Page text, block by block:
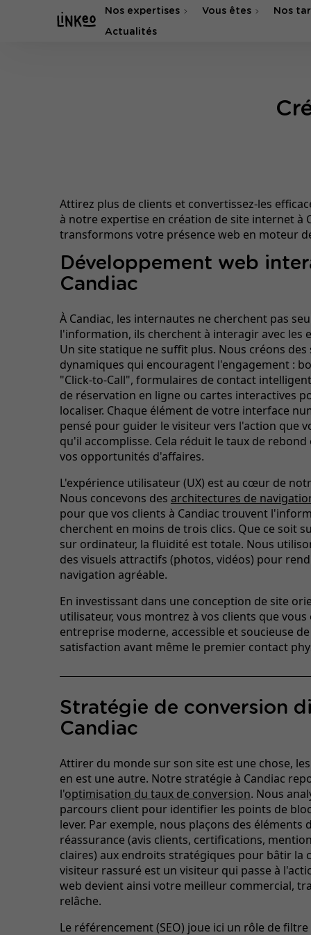
Nos expertises Vous êtes Nos
Actualités
Attirez plus de clients et convertissez-les
à notre expertise en création de site internet à
transformons votre présence web en moteur
Développement web
Candiac
À Candiac, les internautes ne cherchent pas
l'information, ils cherchent à interagir avec les
Un site statique ne suffit plus. Nous créons des
dynamiques qui encouragent l'engagement :
"Click-to-Call", formulaires de contact
de réservation en ligne ou cartes interactives
localiser. Chaque élément de votre interface
pensé pour guider le visiteur vers l'action que
qu'il accomplisse. Cela réduit le taux de
vos opportunités d'affaires.
L'expérience utilisateur (UX) est au cœur de
Nous concevons des architectures de
pour que vos clients à Candiac trouvent
cherchent en moins de trois clics. Que ce soit
sur ordinateur, la fluidité est totale. Nous
des visuels attractifs (photos, vidéos) pour
navigation agréable.
En investissant dans une conception de site
utilisateur, vous montrez à vos clients que vous
entreprise moderne, accessible et soucieuse
satisfaction avant même le premier contact
Stratégie de conversion
Candiac
Attirer du monde sur son site est une chose,
en est une autre. Notre stratégie à Candiac
l'optimisation du taux de conversion. Nous
parcours client pour identifier les points de
lever. Par exemple, nous plaçons des éléments
réassurance (avis clients, certifications,
claires) aux endroits stratégiques pour bâtir la
visiteur rassuré est un visiteur qui passe à
web devient ainsi votre meilleur commercial,
relâche.
Le référencement (SEO) joue ici un rôle de